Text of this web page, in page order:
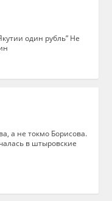
один рубль” Не
а не токмо Борисова.
в штыровские